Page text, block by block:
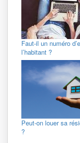
Faut-il un numéro
l’habitant ?
Peut-on louer sa
?